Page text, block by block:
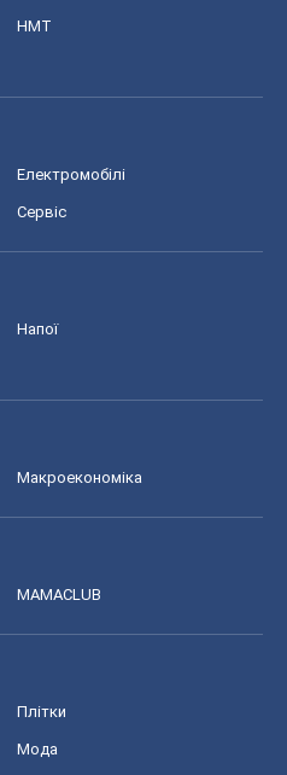
НМТ
Електромобілі
Сервіс
Напої
Макроекономіка
MAMACLUB
Плітки
Мода